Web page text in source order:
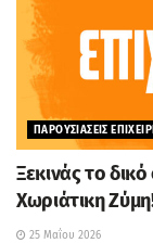
ΠΑΡΟΥΣΙΑΣΕΙΣ
Ξεκινάς το
Χωριάτικη
25 Μαΐου 2026